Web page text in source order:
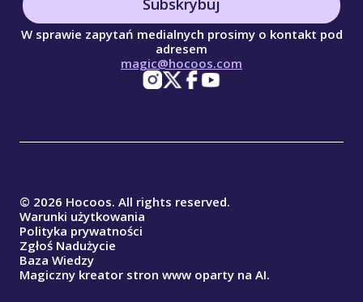
W sprawie zapytań medialnych prosimy o kontakt pod
adresem
magic@hocoos.com
© 2026 Hocoos. All rights reserved.
Warunki użytkowania
Polityka prywatności
Zgłoś Nadużycie
Baza Wiedzy
Magiczny kreator stron www oparty na AI.